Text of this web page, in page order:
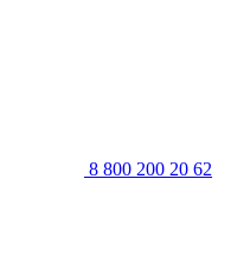
8 800 200 20 62